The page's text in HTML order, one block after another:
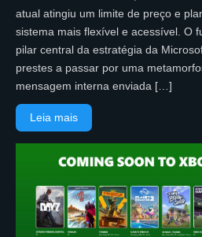
atual atingiu um limite de preço e
sistema mais flexível e acessível. O
pilar central da estratégia da
prestes a passar por uma
mensagem interna enviada […]
Leia mais